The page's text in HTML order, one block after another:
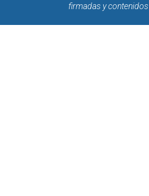
firmadas y